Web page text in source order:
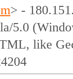
> -
5.0
like